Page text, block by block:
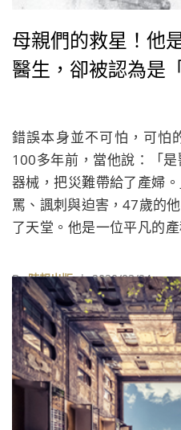
母親們的救星！他
醫生，卻被認為是
錯誤本身並不可怕，可怕
100多年前，當他說：「
器械，把災難帶給了產婦
罵、諷刺與迫害，47歲的
了天堂。他是一位平凡的
奮鬥了一生。
By時報出版| 2020/03/24